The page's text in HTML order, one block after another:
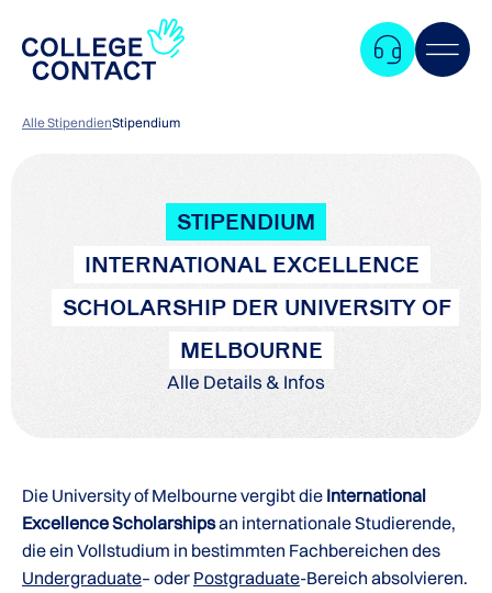
Alle StipendienStipendium
STIPENDIUM
INTERNATIONAL EXCELLENCE
SCHOLARSHIP DER UNIVERSITY OF
MELBOURNE
Alle Details & Infos
Die University of Melbourne vergibt die International
Excellence Scholarshipsan internationale Studierende,
die ein Vollstudium in bestimmten Fachbereichen des
Undergraduate– oder Postgraduate-Bereich absolvieren.